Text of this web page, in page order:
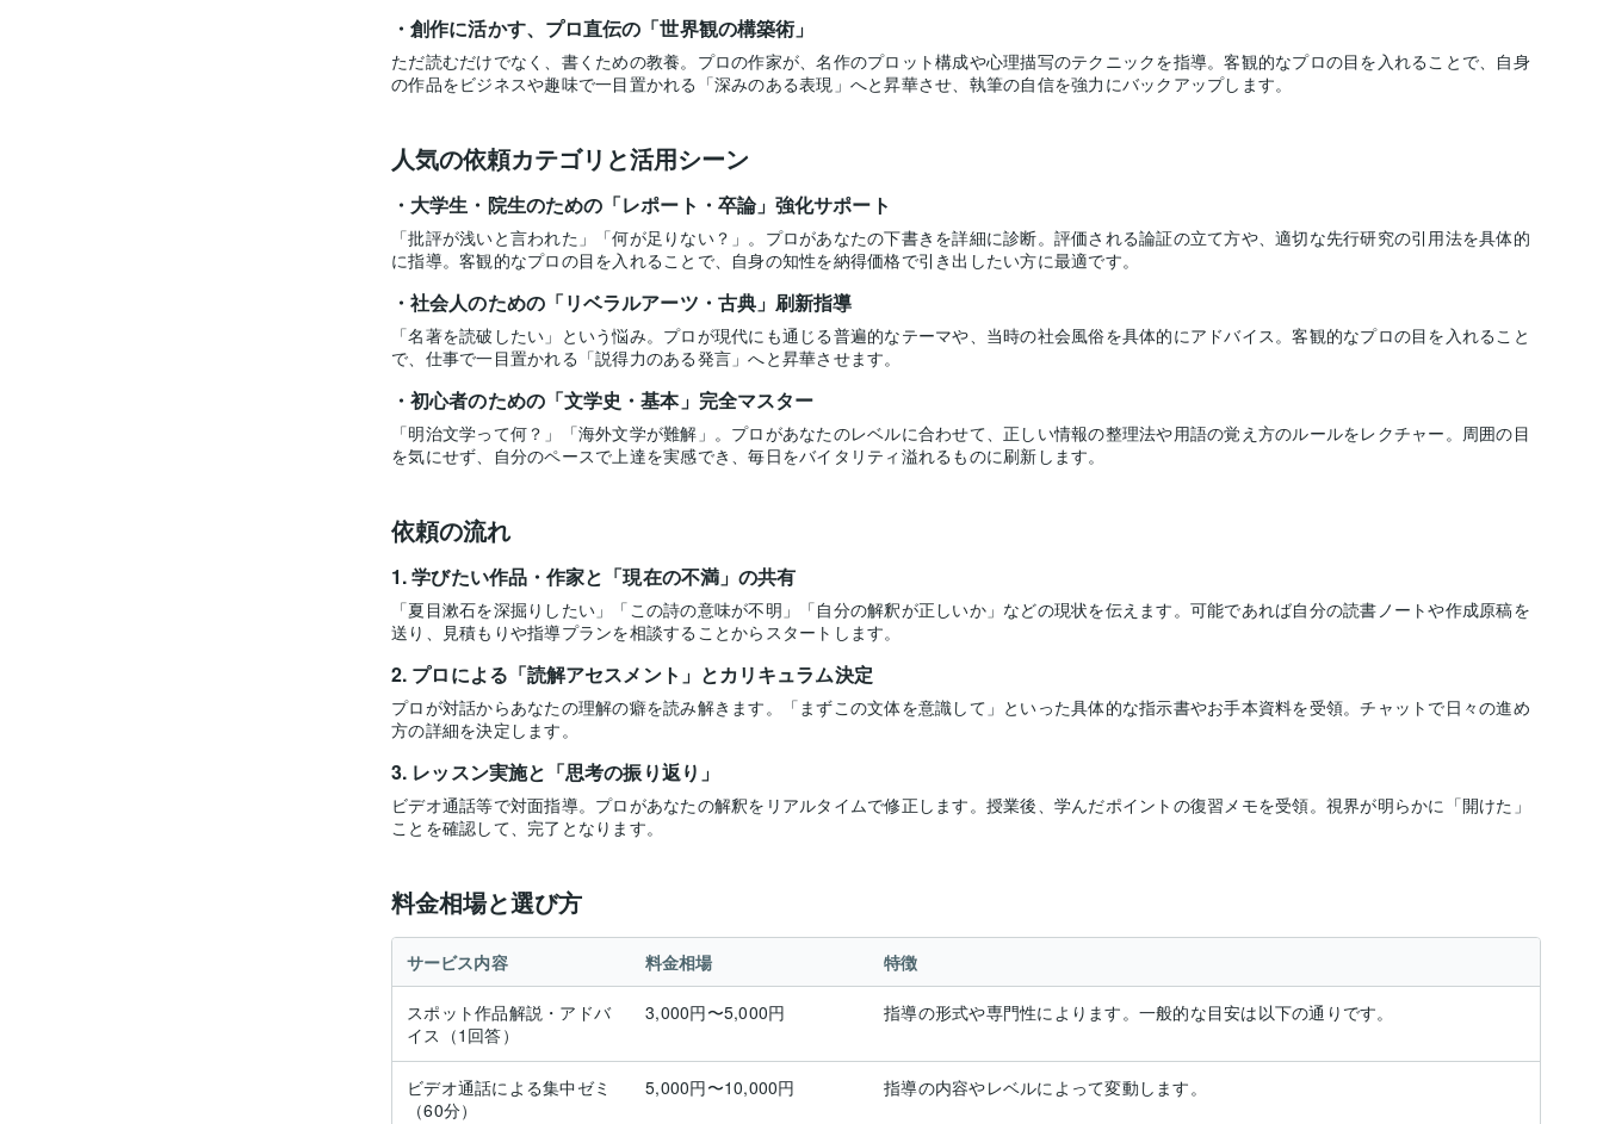
創作に活かす、プロ直伝の「世界観の構築術」
ただ読むだけでなく、書くための教養。プロの作家が、名作のプロット構成や心理描写のテクニックを指導。客観的なプロの目を入れることで、自身
の作品をビジネスや趣味で一目置かれる「深みのある表現」へと昇華させ、執筆の自信を強力にバックアップします。
人気の依頼カテゴリと活用シーン
大学生・院生のための「レポート・卒論」強化サポート
「批評が浅いと言われた」「何が足りない？」。プロがあなたの下書きを詳細に診断。評価される論証の立て方や、適切な先行研究の引用法を具体的
に指導。客観的なプロの目を入れることで、自身の知性を納得価格で引き出したい方に最適です。
社会人のための「リベラルアーツ・古典」刷新指導
「名著を読破したい」という悩み。プロが現代にも通じる普遍的なテーマや、当時の社会風俗を具体的にアドバイス。客観的なプロの目を入れること
で、仕事で一目置かれる「説得力のある発言」へと昇華させます。
初心者のための「文学史・基本」完全マスター
「明治文学って何？」「海外文学が難解」。プロがあなたのレベルに合わせて、正しい情報の整理法や用語の覚え方のルールをレクチャー。周囲の目
を気にせず、自分のペースで上達を実感でき、毎日をバイタリティ溢れるものに刷新します。
依頼の流れ
学びたい作品・作家と「現在の不満」の共有
「夏目漱石を深掘りしたい」「この詩の意味が不明」「自分の解釈が正しいか」などの現状を伝えます。可能であれば自分の読書ノートや作成原稿を
送り、見積もりや指導プランを相談することからスタートします。
プロによる「読解アセスメント」とカリキュラム決定
プロが対話からあなたの理解の癖を読み解きます。「まずこの文体を意識して」といった具体的な指示書やお手本資料を受領。チャットで日々の進め
方の詳細を決定します。
レッスン実施と「思考の振り返り」
ビデオ通話等で対面指導。プロがあなたの解釈をリアルタイムで修正します。授業後、学んだポイントの復習メモを受領。視界が明らかに「開けた」
ことを確認して、完了となります。
料金相場と選び方
サービス内容 料金相場 特徴
スポット作品解説・アドバ
イス（1回答）
3,000円〜5,000円 指導の形式や専門性によります。一般的な目安は以下の通りです。
ビデオ通話による集中ゼミ
（60分）
5,000円〜10,000円 指導の内容やレベルによって変動します。